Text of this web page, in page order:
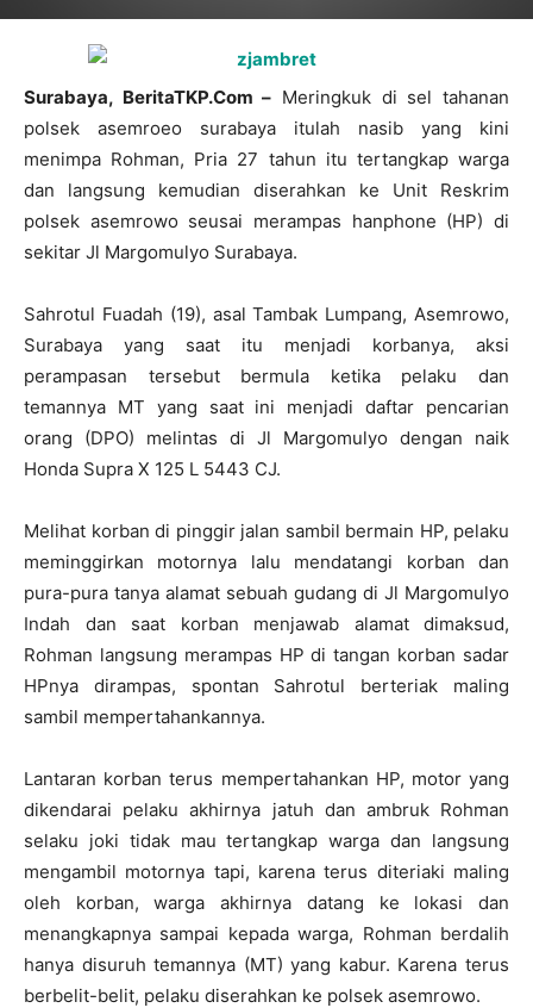
Surabaya, BeritaTKP.Com – Meringkuk di sel tahanan
polsek asemroeo surabaya itulah nasib yang kini
menimpa Rohman, Pria 27 tahun itu tertangkap warga
dan langsung kemudian diserahkan ke Unit Reskrim
polsek asemrowo seusai merampas hanphone (HP) di
sekitar Jl Margomulyo Surabaya.
Sahrotul Fuadah (19), asal Tambak Lumpang, Asemrowo,
Surabaya yang saat itu menjadi korbanya, aksi
perampasan tersebut bermula ketika pelaku dan
temannya MT yang saat ini menjadi daftar pencarian
orang (DPO) melintas di Jl Margomulyo dengan naik
Honda Supra X 125 L 5443 CJ.
Melihat korban di pinggir jalan sambil bermain HP, pelaku
meminggirkan motornya lalu mendatangi korban dan
pura-pura tanya alamat sebuah gudang di Jl Margomulyo
Indah dan saat korban menjawab alamat dimaksud,
Rohman langsung merampas HP di tangan korban sadar
HPnya dirampas, spontan Sahrotul berteriak maling
sambil mempertahankannya.
Lantaran korban terus mempertahankan HP, motor yang
dikendarai pelaku akhirnya jatuh dan ambruk Rohman
selaku joki tidak mau tertangkap warga dan langsung
mengambil motornya tapi, karena terus diteriaki maling
oleh korban, warga akhirnya datang ke lokasi dan
menangkapnya sampai kepada warga, Rohman berdalih
hanya disuruh temannya (MT) yang kabur. Karena terus
berbelit-belit, pelaku diserahkan ke polsek asemrowo.